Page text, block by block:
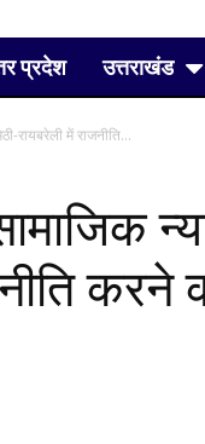
प्रदेश उत्तराखंड
रायबरेली में राजनीति...
करने